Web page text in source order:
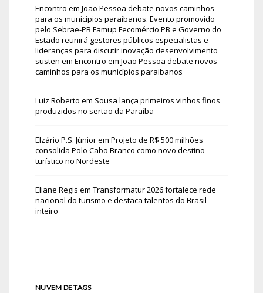
Encontro em João Pessoa debate novos caminhos
para os municípios paraibanos. Evento promovido
pelo Sebrae-PB Famup Fecomércio PB e Governo do
Estado reunirá gestores públicos especialistas e
lideranças para discutir inovação desenvolvimento
susten em Encontro em João Pessoa debate novos
caminhos para os municípios paraibanos
Luiz Roberto em Sousa lança primeiros vinhos finos
produzidos no sertão da Paraíba
Elzário P.S. Júniorem Projeto de R$ 500 milhões
consolida Polo Cabo Branco como novo destino
turístico no Nordeste
Eliane Regis em Transformatur 2026 fortalece rede
nacional do turismo e destaca talentos do Brasil
inteiro
NUVEM DE TAGS